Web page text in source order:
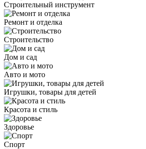
Строительный инструмент
Ремонт и отделка
Строительство
Дом и сад
Авто и мото
Игрушки, товары для детей
Красота и стиль
Здоровье
Спорт